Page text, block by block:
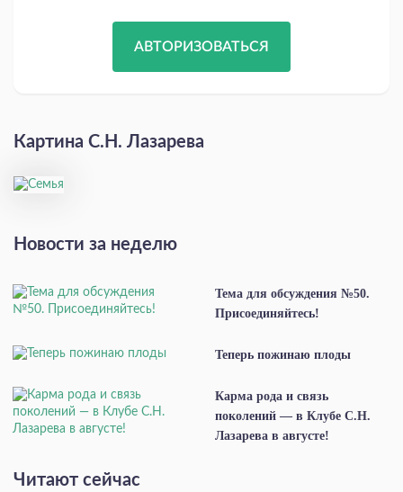
АВТОРИЗОВАТЬСЯ
Картина С.Н. Лазарева
Новости за неделю
Тема для обсуждения №50.
Присоединяйтесь!
Теперь пожинаю плоды
Карма рода и связь
поколений — в Клубе С.Н.
Лазарева в августе!
Читают сейчас